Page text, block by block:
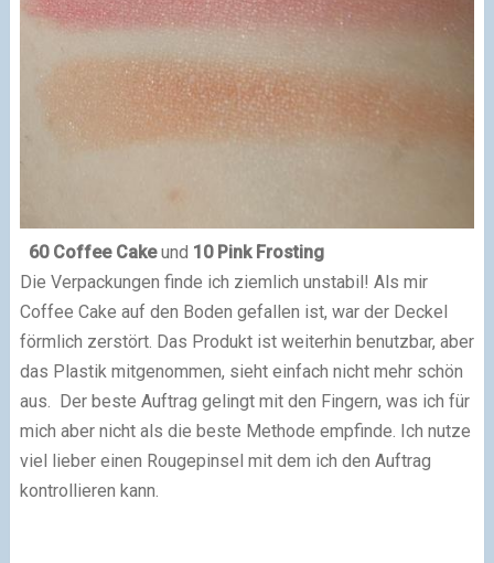
60 Coffee Cakeund 10 Pink Frosting
Die Verpackungen finde ich ziemlich unstabil! Als mir
Coffee Cake auf den Boden gefallen ist, war der Deckel
förmlich zerstört. Das Produkt ist weiterhin benutzbar, aber
das Plastik mitgenommen, sieht einfach nicht mehr schön
aus. Der beste Auftrag gelingt mit den Fingern, was ich für
mich aber nicht als die beste Methode empfinde. Ich nutze
viel lieber einen Rougepinsel mit dem ich den Auftrag
kontrollieren kann.